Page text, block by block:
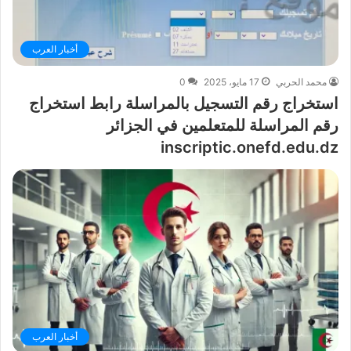
أخبار العرب
محمد الحربي 17 مايو، 2025 0
استخراج رقم التسجيل بالمراسلة رابط استخراج
رقم المراسلة للمتعلمين في الجزائر
inscriptic.onefd.edu.dz
أخبار العرب